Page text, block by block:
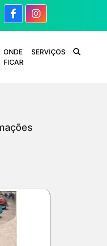
ONDE
FICAR
SERVIÇOS